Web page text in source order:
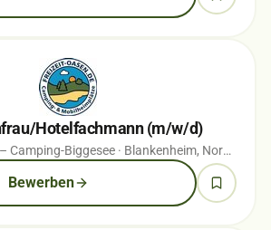
Hotelfachmann (m/w/d)
Camping-Biggesee · Blankenheim, Nordrhein-Westfalen
Bewerben